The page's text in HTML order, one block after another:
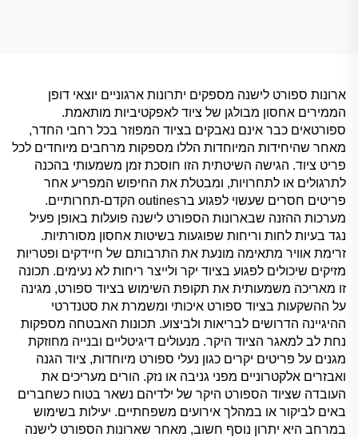
ארונות ספורט לישנה מספקים יתרונות ארגוניים יוצאי דופן
הממירים אחסון מבולגן של ציוד לאפקטיביות מותאמת.
ספורטאים כבר אינם נאבקים בציוד המפוזר בכל רחבי החדר,
מאחר שהיחידות המיוחדות הללו מספקות מרחבים מיוחדים לכל
פריט ציוד. הגישה השיטתית הזו חוסכת זמן משמעותי בהכנה
לתרגולים או לתחרויות, ומבטלת את החיפוש המפריע אחר
פריטים חסרים שעשוי לפגוע ברoutines הקדם-תחרותיים.
מערכות ההזנה שבארונות הספורט לישנה פועלות באופן פעיל
נגד בעיות לחות וריחות שפוגעות בשיטות אחסון מסורתיות.
זרימת אוויר מתאימה מונעת את התרבותם של חיידקים ופטריות
מזיקים שיכולים לפגוע בציוד יקר ולייצר ריחות לא נעימים. תכונה
זו מאריכה משמעותית את תקופת השימוש בציוד ספורט, מגינה
על ההשקעות בציוד ספורט איכותי ומשמרת את סטנדרטי
ההיגיינה הדרושים לבריאות ולביצוע. תכונות האבטחה מספקות
נחת לב למאגר הציוד היקר. מנעולים דיגיטליים ובנייה מחוזקת
מגנים על פריטים יקרים כגון נעלי ספורט מיוחדות, ציוד הגנה
ואבזרים אלקטרוניים מפני גניבה או נזק. הורים מעריכים את
העובדה שציוד הספורט היקר של ילדיהם נשאר בטוח כשחברים
באים לביקור או במהלך אירועים משפחתיים. יעילות בשימוש
במרחב היא יתרון נוסף חשוב, מאחר שארונות הספורט לישנה